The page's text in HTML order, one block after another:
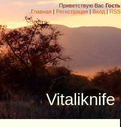
Приветствую Вас Гость
Главная | Регистрация | Вход|RSS
Vitaliknife